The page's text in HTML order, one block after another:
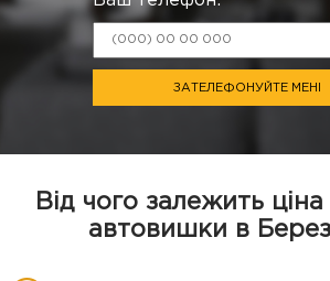
ЗАТЕЛЕФОНУЙТЕ МЕНІ
Від чого залежить
автовишки в